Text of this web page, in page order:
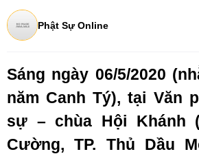
Phật Sự Online
Sáng ngày 06/5/2020
năm Canh Tý),tại Văn
sự – chùa Hội Khánh
Cường, TP. Thủ Dầu